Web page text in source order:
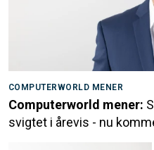
COMPUTERWORLD MENER
Computerworld mener:
svigtet i årevis - nu